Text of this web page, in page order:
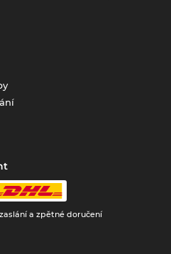
a zpětné doručení